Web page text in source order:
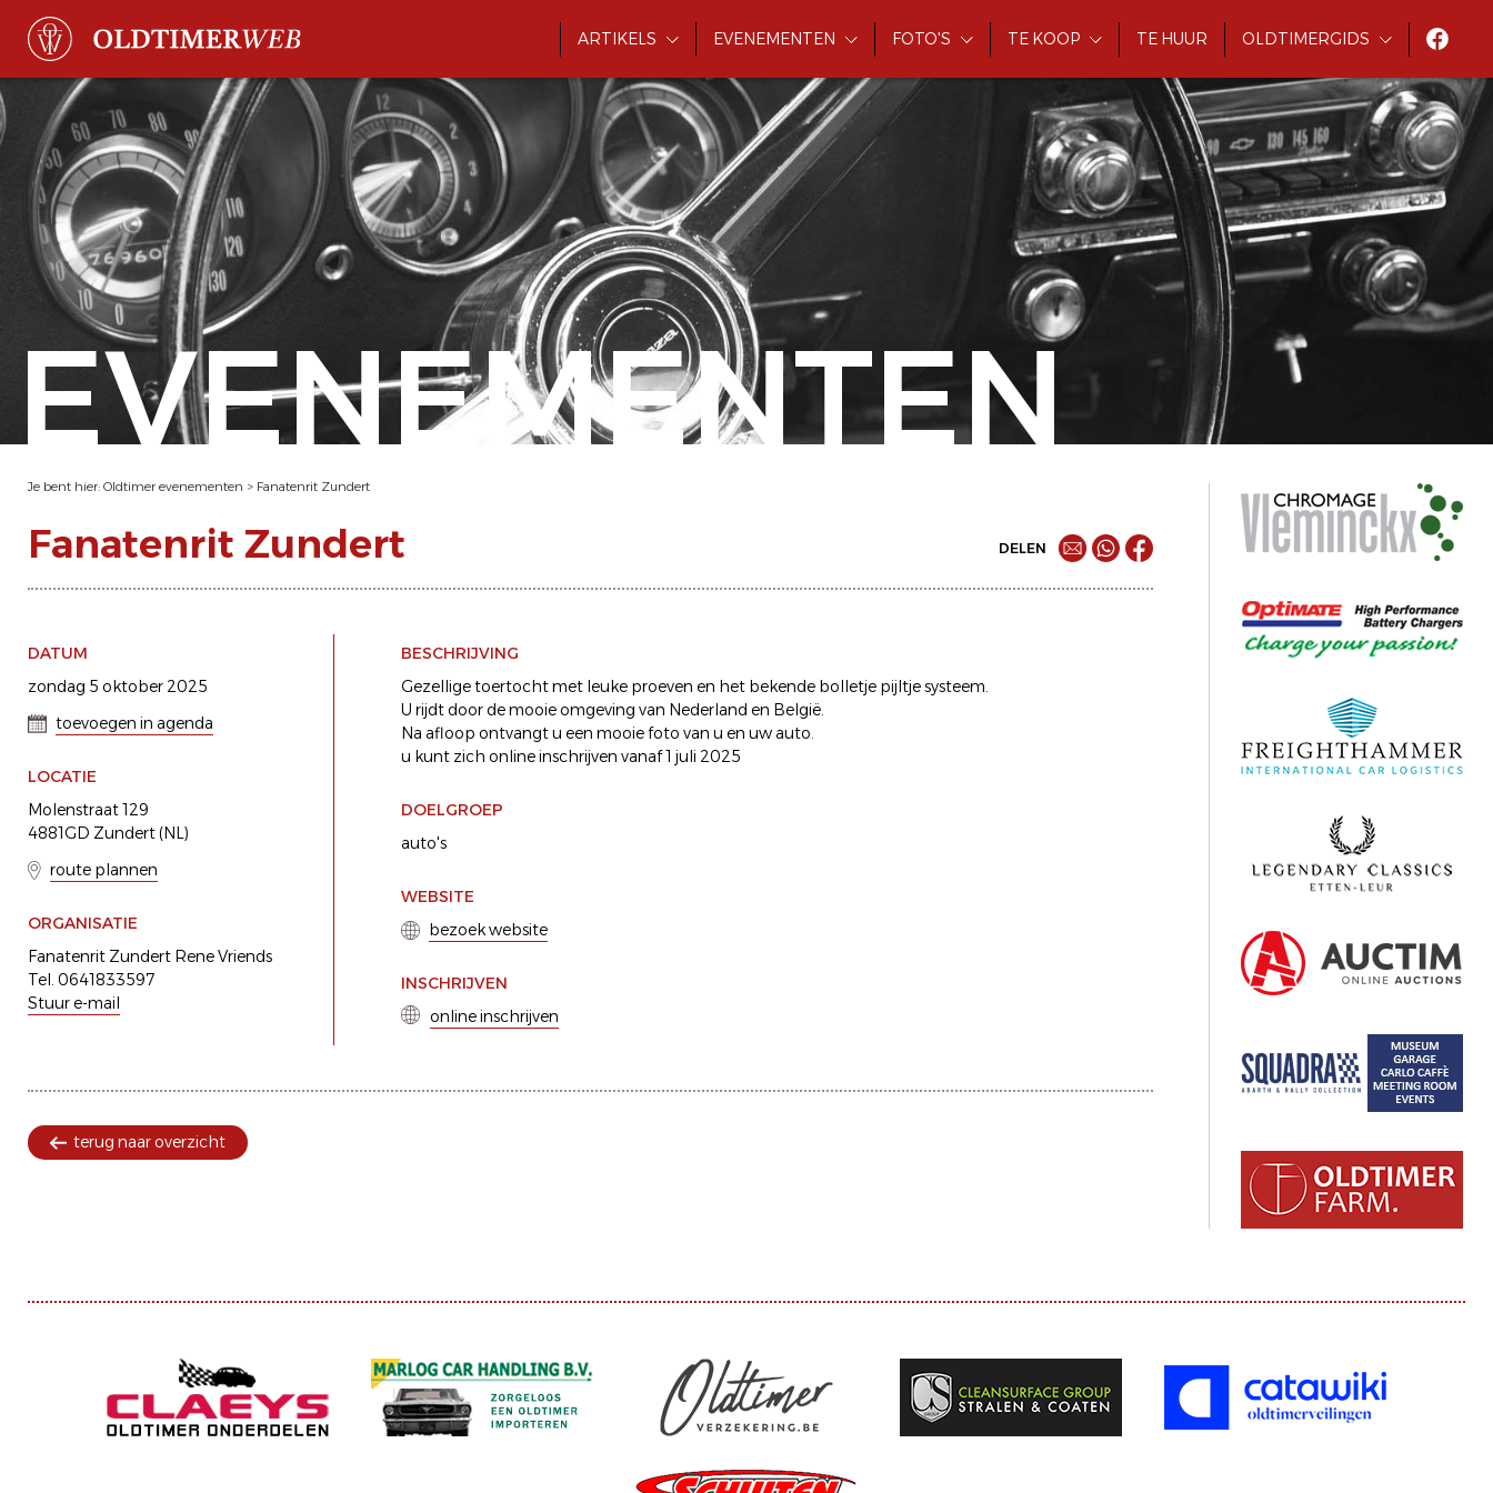
ARTIKELS EVENEMENTEN FOTO'S TE KOOP TE HUUR OLDTIMERGIDS
EVENEMENTEN
Je bent hier: Oldtimer evenementen > Fanatenrit Zundert
Fanatenrit Zundert DELEN
DATUM
zondag 5 oktober 2025
toevoegen in agenda
LOCATIE
Molenstraat 129
4881GD Zundert (NL)
route plannen
ORGANISATIE
Fanatenrit Zundert Rene Vriends
Tel. 0641833597
Stuur e-mail
BESCHRIJVING
Gezellige toertocht met leuke proeven en het bekende bolletje pijltje systeem.
U rijdt door de mooie omgeving van Nederland en België.
Na afloop ontvangt u een mooie foto van u en uw auto.
u kunt zich online inschrijven vanaf 1 juli 2025
DOELGROEP
auto's
WEBSITE
bezoek website
INSCHRIJVEN
online inschrijven
terug naar overzicht